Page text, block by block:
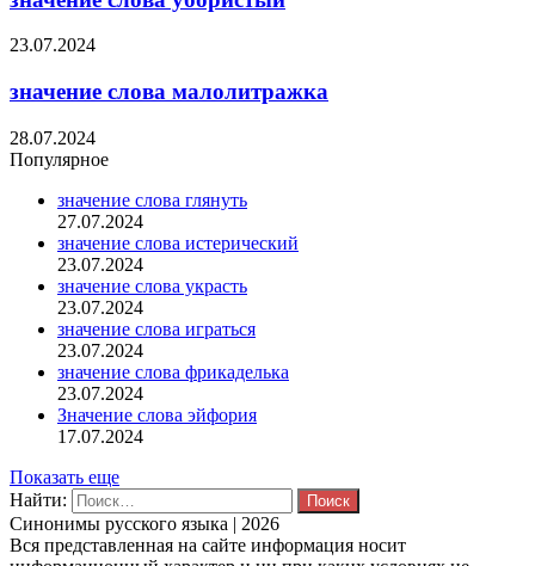
23.07.2024
значение слова малолитражка
28.07.2024
Популярное
значение слова глянуть
27.07.2024
значение слова истерический
23.07.2024
значение слова украсть
23.07.2024
значение слова играться
23.07.2024
значение слова фрикаделька
23.07.2024
Значение слова эйфория
17.07.2024
Показать еще
Найти:
Синонимы русского языка | 2026
Вся представленная на сайте информация носит